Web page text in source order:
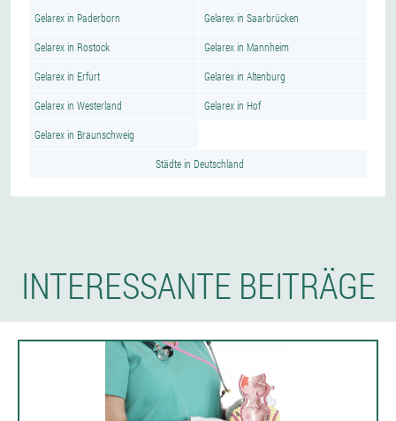
Gelarex in Paderborn Gelarex in Saarbrücken
Gelarex in Rostock Gelarex in Mannheim
Gelarex in Erfurt Gelarex in Altenburg
Gelarex in Westerland Gelarex in Hof
Gelarex in Braunschweig
Städte in Deutschland
INTERESSANTE BEITRÄGE